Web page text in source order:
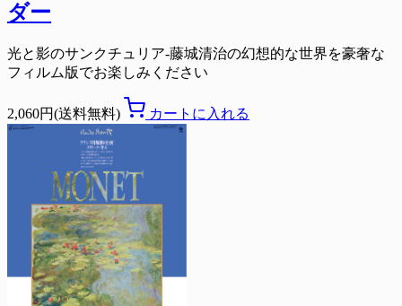
ダー
光と影のサンクチュリア-藤城清治の幻想的な世界を豪奢な
フィルム版でお楽しみください
2,060円(送料無料) カートに入れる